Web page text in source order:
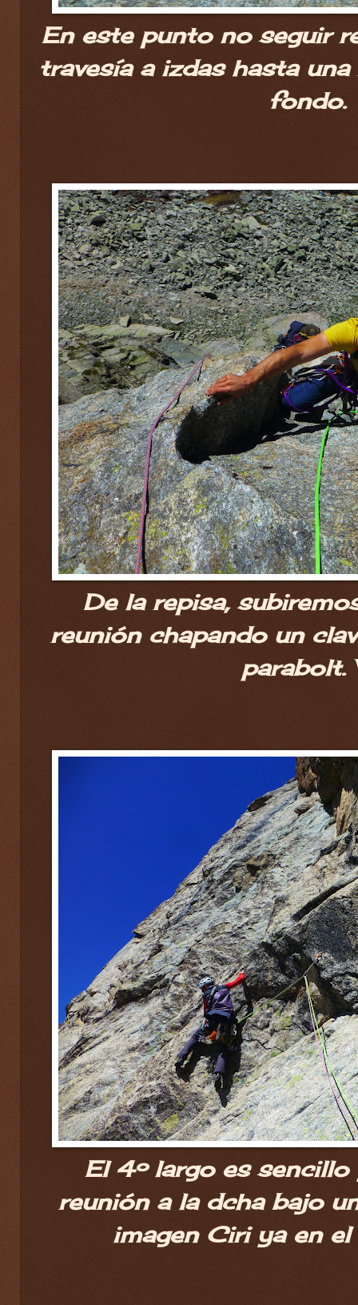
En este punto no seguir
travesía a izdas hasta una
fondo.
De la repisa,
reunión chapando un
parabolt.
El 4º largo es
reunión a la dcha bajo
imagen Ciri ya en el